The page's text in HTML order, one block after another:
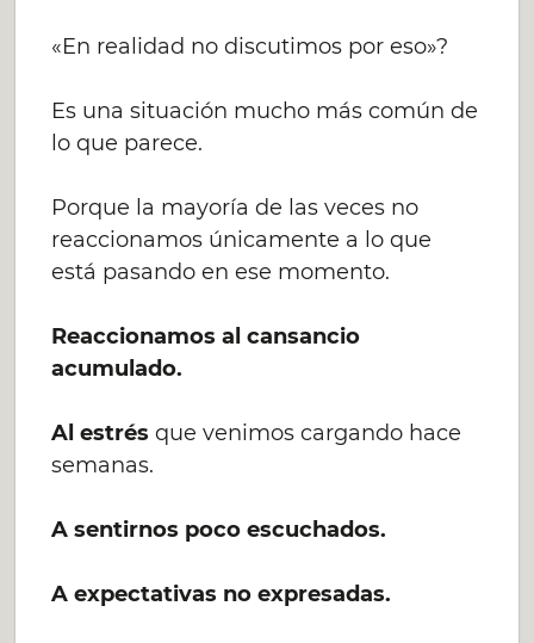
«En realidad no discutimos por eso»?
Es una situación mucho más común de
lo que parece.
Porque la mayoría de las veces no
reaccionamos únicamente a lo que
está pasando en ese momento.
Reaccionamos al cansancio
acumulado.
Al estrés que venimos cargando hace
semanas.
A sentirnos poco escuchados.
A expectativas no expresadas.